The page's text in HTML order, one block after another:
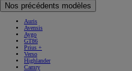
Nos précédents modèles
Auris
Avensis
Aygo
GT86
Prius +
Verso
Highlander
Camry